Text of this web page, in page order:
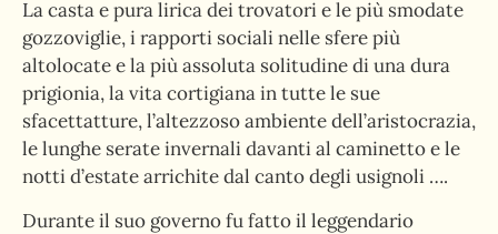
La casta e pura lirica dei trovatori e le più smodate
gozzoviglie, i rapporti sociali nelle sfere più
altolocate e la più assoluta solitudine di una dura
prigionia, la vita cortigiana in tutte le sue
sfacettatture, l’altezzoso ambiente dell’aristocrazia,
le lunghe serate invernali davanti al caminetto e le
notti d’estate arrichite dal canto degli usignoli ….
Durante il suo governo fu fatto il leggendario